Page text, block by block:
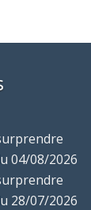
04/08/2026
28/07/2026